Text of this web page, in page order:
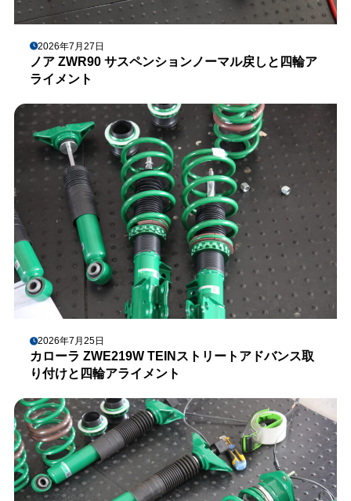
2026年7月27日
ノア ZWR90 サスペンションノーマル戻しと四輪ア
ライメント
2026年7月25日
カローラ ZWE219W TEINストリートアドバンス取
り付けと四輪アライメント